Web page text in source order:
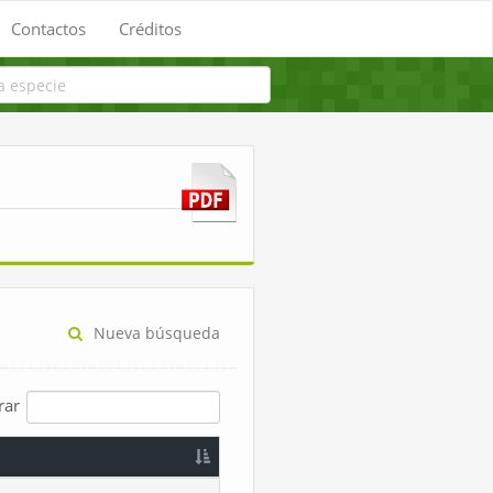
Contactos Créditos
Nueva búsqueda